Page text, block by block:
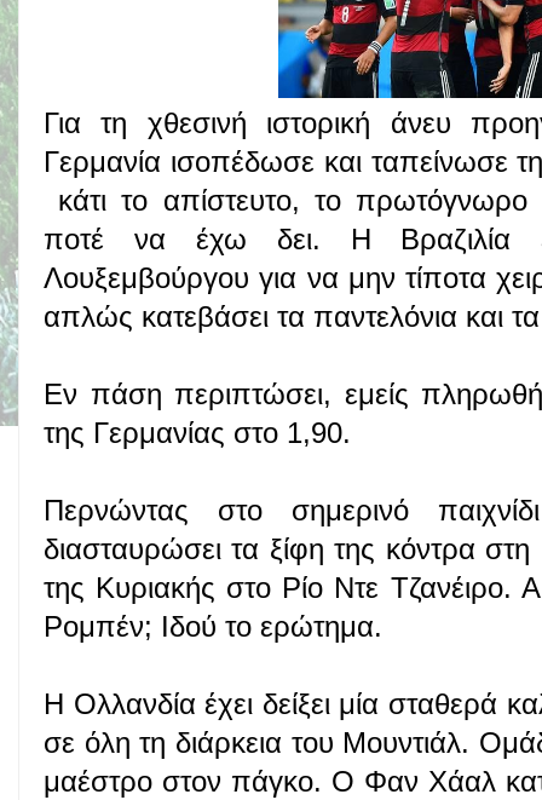
Για τη χθεσινή ιστορική άνευ
Γερμανία ισοπέδωσε και ταπείνωσε
κάτι το απίστευτο, το
ποτέ να έχω δει. Η Βραζιλία
Λουξεμβούργου για να μην τίποτα
απλώς κατεβάσει τα παντελόνια και
Εν πάση περιπτώσει, εμείς
της Γερμανίας στο 1,90.
Περνώντας στο σημερινό
διασταυρώσει τα ξίφη της κόντρα
της Κυριακής στο Ρίο Ντε Τζανέιρο.
Ρομπέν; Ιδού το ερώτημα.
Η Ολλανδία έχει δείξει μία σταθερά
σε όλη τη διάρκεια του Μουντιάλ.
μαέστρο στον πάγκο. Ο Φαν Χάαλ